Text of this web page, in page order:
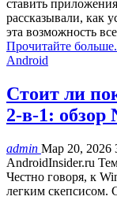
ставить
рассказывали, как
эта возможность
Прочитайте
Android
Стоит ли
2-в-1: обзор
admin Мар 20, 2026
AndroidInsider.ru
Честно говоря, к
легким